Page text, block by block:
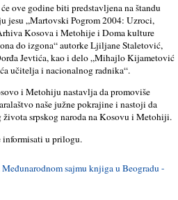
ove godine biti predstavljena na štandu
jesu „Martovski Pogrom 2004: Uzroci,
Kosova i Metohije i Doma kulture
do izgona“ autorke Ljiljane Staletović,
Jevtića, kao i delo „Mihajlo Kijametović
učitelja i nacionalnog radnika“.
i Metohiju nastavlja da promoviše
naše južne pokrajine i nastoji da
srpskog naroda na Kosovu i Metohiji.
informisati u prilogu.
sajmu knjiga u Beogradu -